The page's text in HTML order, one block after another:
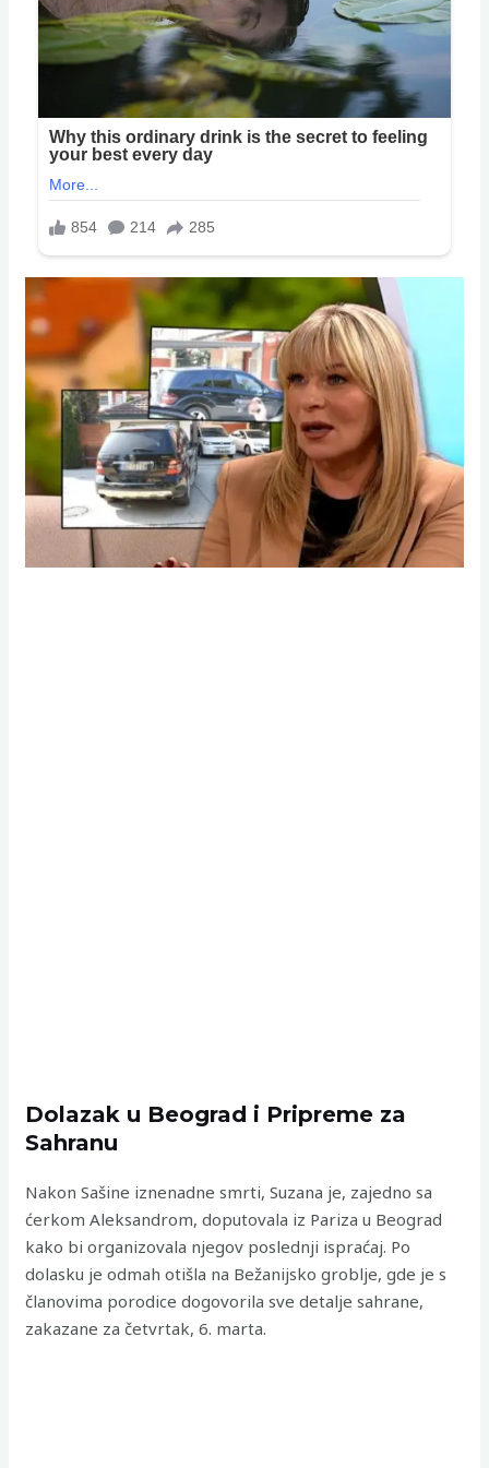
Dolazak u Beograd i Pripreme za
Sahranu
Nakon Sašine iznenadne smrti, Suzana je, zajedno sa
ćerkom Aleksandrom, doputovala iz Pariza u Beograd
kako bi organizovala njegov poslednji ispraćaj. Po
dolasku je odmah otišla na Bežanijsko groblje, gde je s
članovima porodice dogovorila sve detalje sahrane,
zakazane za četvrtak, 6. marta.